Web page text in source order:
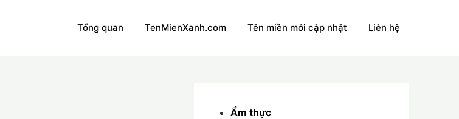
Tổng quan TenMienXanh.com Tên miền mới cập nhật Liên hệ
Ẩm thực